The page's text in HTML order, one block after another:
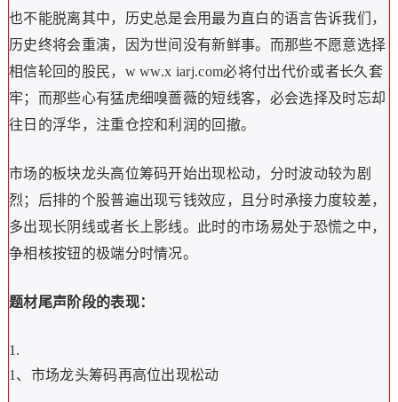
也不能脱离其中，历史总是会用最为直白的语言告诉我们，
历史终将会重演，因为世间没有新鲜事。而那些不愿意选择
相信轮回的股民， w ww.x iarj.com必将付出代价或者长久套
牢；而那些心有猛虎细嗅蔷薇的短线客，必会选择及时忘却
往日的浮华，注重仓控和利润的回撤。
市场的板块龙头高位筹码开始出现松动，分时波动较为剧
烈；后排的个股普遍出现亏钱效应，且分时承接力度较差，
多出现长阴线或者长上影线。此时的市场易处于恐慌之中，
争相核按钮的极端分时情况。
题材尾声阶段的表现：
1、市场龙头筹码再高位出现松动